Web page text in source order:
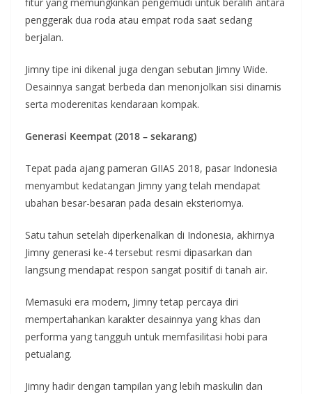
penggerak dua roda atau empat roda saat sedang
berjalan.
Jimny tipe ini dikenal juga dengan sebutan Jimny Wide.
Desainnya sangat berbeda dan menonjolkan sisi dinamis
serta moderenitas kendaraan kompak.
Generasi Keempat (2018 – sekarang)
Tepat pada ajang pameran GIIAS 2018, pasar Indonesia
menyambut kedatangan Jimny yang telah mendapat
ubahan besar-besaran pada desain eksteriornya.
Satu tahun setelah diperkenalkan di Indonesia, akhirnya
Jimny generasi ke-4 tersebut resmi dipasarkan dan
langsung mendapat respon sangat positif di tanah air.
Memasuki era modern, Jimny tetap percaya diri
mempertahankan karakter desainnya yang khas dan
performa yang tangguh untuk memfasilitasi hobi para
petualang.
Jimny hadir dengan tampilan yang lebih maskulin dan